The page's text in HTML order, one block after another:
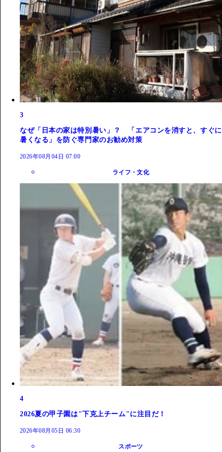
3
なぜ「日本の家は特別暑い」？ 「エアコンを消すと、すぐに
暑くなる」を防ぐ専門家のお勧め対策
2026年08月04日 07:00
ライフ・文化
4
2026夏の甲子園は"下克上チーム"に注目だ！
2026年08月05日 06:30
スポーツ